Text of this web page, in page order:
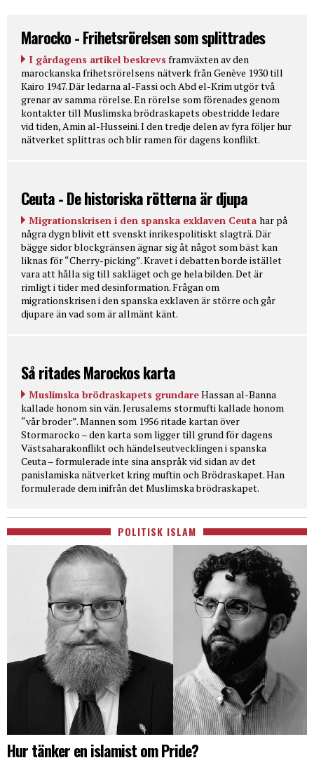
Marocko - Frihetsrörelsen som splittrades
I gårdagens artikel beskrevs framväxten av den
marockanska frihetsrörelsens nätverk från Genève 1930 till
Kairo 1947. Där ledarna al-Fassi och Abd el-Krim utgör två
grenar av samma rörelse. En rörelse som förenades genom
kontakter till Muslimska brödraskapets obestridde ledare
vid tiden, Amin al-Husseini. I den tredje delen av fyra följer hur
nätverket splittras och blir ramen för dagens konflikt.
Ceuta - De historiska rötterna är djupa
Migrationskrisen i den spanska exklaven Ceuta har på
några dygn blivit ett svenskt inrikespolitiskt slagträ. Där
bägge sidor blockgränsen ägnar sig åt något som bäst kan
liknas för “Cherry-picking”. Kravet i debatten borde istället
vara att hålla sig till sakläget och ge hela bilden. Det är
rimligt i tider med desinformation. Frågan om
migrationskrisen i den spanska exklaven är större och går
djupare än vad som är allmänt känt.
Så ritades Marockos karta
Muslimska brödraskapets grundareHassan al-Banna
kallade honom sin vän. Jerusalems stormufti kallade honom
“vår broder”. Mannen som 1956 ritade kartan över
Stormarocko – den karta som ligger till grund för dagens
Västsaharakonflikt och händelseutvecklingen i spanska
Ceuta – formulerade inte sina anspråk vid sidan av det
panislamiska nätverket kring muftin och Brödraskapet. Han
formulerade dem inifrån det Muslimska brödraskapet.
POLITISK ISLAM
Hur tänker en islamist om Pride?